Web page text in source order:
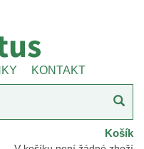
KONTAKT
Košík